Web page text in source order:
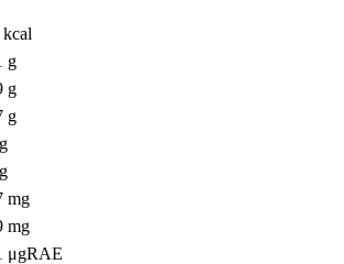
g
g
g
mg
mg
μgRAE